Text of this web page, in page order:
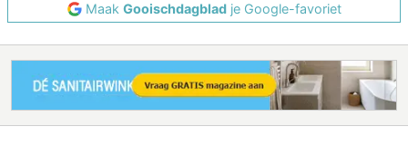
Maak Gooischdagbladje Google-favoriet